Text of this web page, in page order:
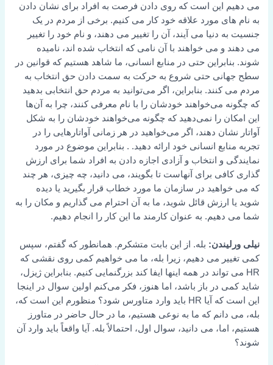
می دهیم این است که روی دادن فرصت به افراد برای نشان دادن
به نام های مورد علاقه خود کار می کنیم. برخی از مردم در یک
جنسیت به دنیا می آیند، آن را تغییر می دهند، و نام خود را تغییر
می دهند و می خواهند با آن نامی که انتخاب شده اند، نامیده
شوند. بنابراین حتی در منابع انسانی، ما شاهد هستیم که قوانین در
سطح جهانی حتی شروع به حرکت به سمت دادن حق انتخاب به
مردم می کنند. بنابراین، اگر می‌توانید به مردم حق انتخابی بدهید
که چگونه می‌خواهند خودشان را با نام معرفی کنند، چرا به آن‌ها
این امکان را نمی‌دهید که چگونه می‌خواهند خودشان را به شکل
آواتار نشان دهند، اگر می‌خواهید در هر زمانی آواتارهایی را در
تجربه منابع انسانی خود ارائه دهید. . بنابراین موضوع در مورد
نمایندگی و انتخاب و آزادی اجازه دادن به افراد شما برای ارزش
گذاری کافی برای آنهاست تا بگویند، می دانید، چه چیزی، هر چند
که می خواهید در سازمان ما مورد خطاب قرار بگیرید یا دیده
شوید یا ارزش قائل شوید، ما به آن احترام می گذاریم و مکان را به
شما می دهیم. به عنوان کارمند ما این کار را انجام دهیم.
نیلی ورلیندن: بله. از این بابت متشکرم. همانطور که گفتم، سپس
کمی تغییر می دهیم، زیرا بله، ما می خواهیم کمی روی نقشی که
HR می تواند در همه اینها ایفا کند بزرگنمایی کنیم. بنابراین ژیزل،
شاید کمی در باز باشد، اما هنوز، فکر می‌کنم اولین سوال در اینجا
این است که آیا HR باید وارد متاورس شود؟ منظورم این است که،
بله، می دانم که ما به نوعی هستیم، ما در حال حاضر در متاورز
هستیم، اما، می دانید، سوال اول، احتمالاً بله. آیا واقعاً باید وارد آن
شوند؟